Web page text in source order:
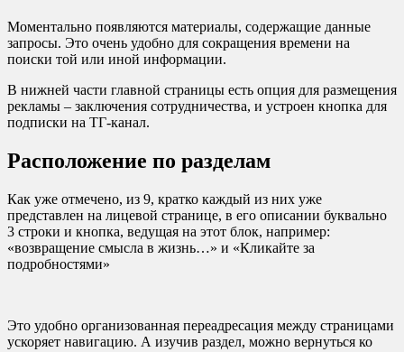
Моментально появляются материалы, содержащие данные
запросы. Это очень удобно для сокращения времени на
поиски той или иной информации.
В нижней части главной страницы есть опция для размещения
рекламы – заключения сотрудничества, и устроен кнопка для
подписки на ТГ-канал.
Расположение по разделам
Как уже отмечено, из 9, кратко каждый из них уже
представлен на лицевой странице, в его описании буквально
3 строки и кнопка, ведущая на этот блок, например:
«возвращение смысла в жизнь…» и «Кликайте за
подробностями»
Это удобно организованная переадресация между страницами
ускоряет навигацию. А изучив раздел, можно вернуться ко